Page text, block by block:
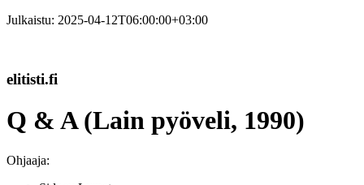
Julkaistu: 2025-04-12T06:00:00+03:00
elitisti.fi
Q & A (Lain pyöveli, 1990)
Ohjaaja: